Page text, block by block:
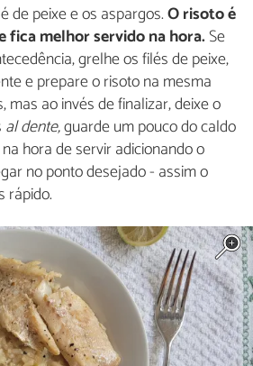
de peixe e os aspargos.O risoto é
fica melhor servido na hora.Se
grelhe os filés de peixe,
e prepare o risoto na mesma
mas ao invés de finalizar, deixe o
al dente,guarde um pouco do caldo
hora de servir adicionando o
no ponto desejado - assim o
rápido.